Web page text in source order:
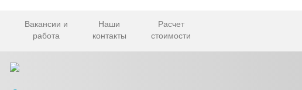
Вакансии и
работа
Наши
контакты
Расчет
стоимости